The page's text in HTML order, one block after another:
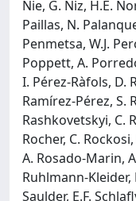
Nie, G. Niz, H.E.
Paillas, N.
Penmetsa, W.J.
Poppett, A.
I. Pérez-Ràfols, D.
Ramírez-Pérez, S.
Rashkovetskyi, C.
Rocher, C.
A. Rosado-Marin,
Ruhlmann-Kleider,
Saulder, E.F.